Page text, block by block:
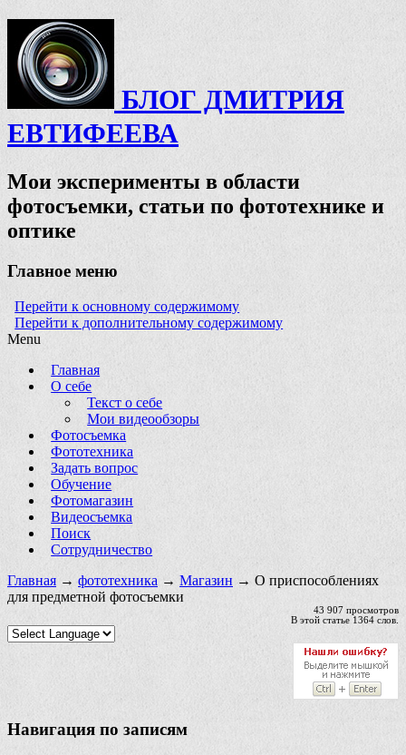
БЛОГ ДМИТРИЯ
ЕВТИФЕЕВА
Мои эксперименты в области
фотосъемки, статьи по фототехнике и
оптике
Главное меню
Перейти к основному содержимому
Перейти к дополнительному содержимому
Menu
Главная
О себе
Текст о себе
Мои видеообзоры
Фотосъемка
Фототехника
Задать вопрос
Обучение
Фотомагазин
Видеосъемка
Поиск
Сотрудничество
Главная → фототехника → Магазин → О приспособлениях
для предметной фотосъемки
43 907 просмотров
В этой статье 1364 слов.
Навигация по записям